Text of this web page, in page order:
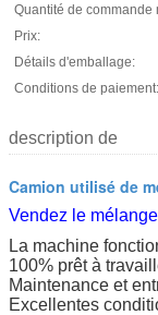
Quantité de commande
Prix:
Détails d'emballage:
Conditions de paiement:
description de
Camion utilisé de
Vendez le
La machine
100% prêt à
Maintenance et
Excellentes